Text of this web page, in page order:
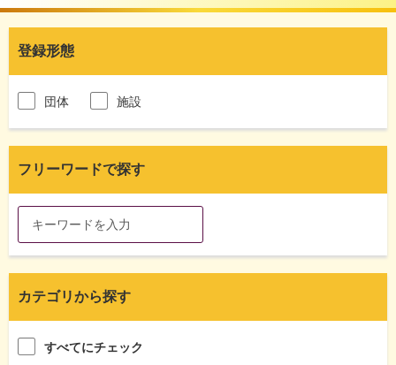
登録形態
団体 施設
フリーワードで探す
カテゴリから探す
すべてにチェック